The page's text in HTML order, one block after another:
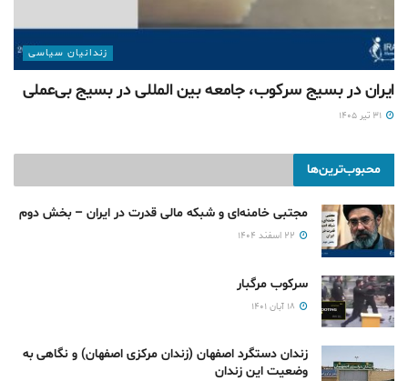
زندانیان سیاسی
ایران در بسیج سرکوب، جامعه بین المللی در بسیج بی‌‌عملی
محبوب‌ترین‌ها
مجتبی خامنه‌ای و شبکه مالی قدرت در ایران – بخش دوم
سرکوب مرگبار
زندان دستگرد اصفهان (زندان مرکزی اصفهان) و نگاهی به
وضعیت این زندان